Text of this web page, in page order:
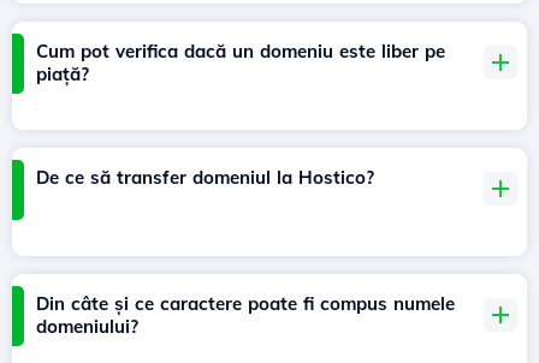
Cum pot verifica dacă un domeniu este liber pe
piață?
De ce să transfer domeniul la Hostico?
Din câte și ce caractere poate fi compus numele
domeniului?